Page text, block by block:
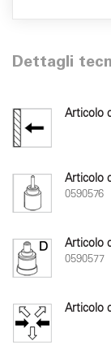
Dettagli
Articolo
Articolo
0590576
Articolo
0590577
Articolo